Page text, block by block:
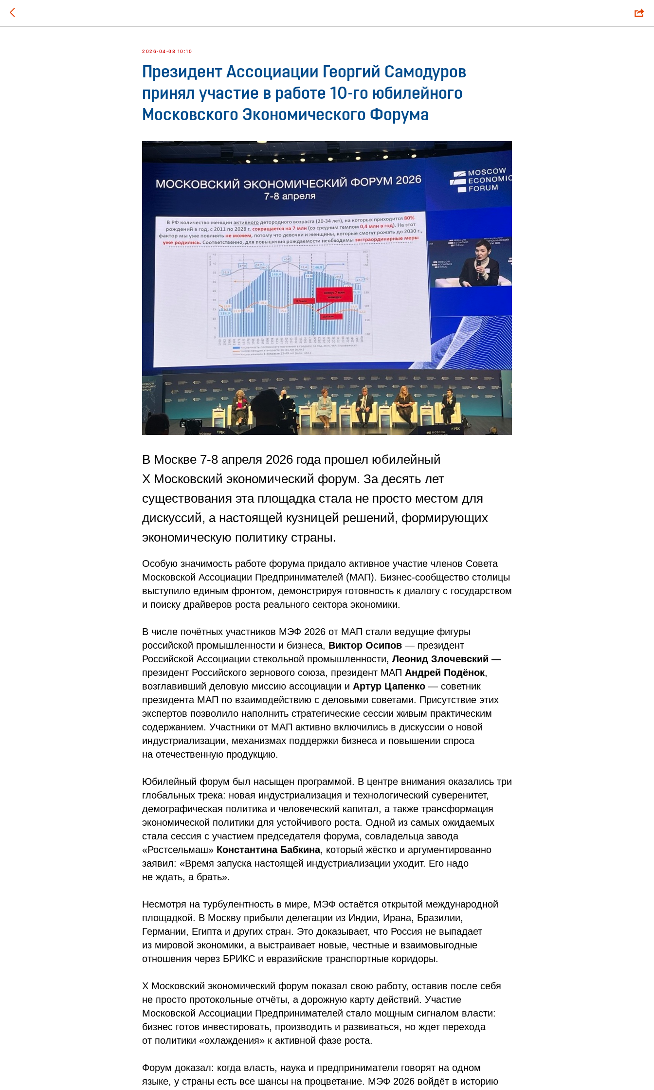
2026-04-08 10:10
Президент Ассоциации Георгий Самодуров
принял участие в работе 10-го юбилейного
Московского Экономического Форума
В Москве 7-8 апреля 2026 года прошел юбилейный
X Московский экономический форум. За десять лет
существования эта площадка стала не просто местом для
дискуссий, а настоящей кузницей решений, формирующих
экономическую политику страны.
Особую значимость работе форума придало активное участие членов Совета
Московской Ассоциации Предпринимателей (МАП). Бизнес-сообщество столицы
выступило единым фронтом, демонстрируя готовность к диалогу с государством
и поиску драйверов роста реального сектора экономики.
В числе почётных участников МЭФ 2026 от МАП стали ведущие фигуры
российской промышленности и бизнеса, Виктор Осипов — президент
Российской Ассоциации стекольной промышленности, Леонид Злочевский —
президент Российского зернового союза, президент МАП Андрей Подёнок,
возглавивший деловую миссию ассоциации и Артур Цапенко — советник
президента МАП по взаимодействию с деловыми советами. Присутствие этих
экспертов позволило наполнить стратегические сессии живым практическим
содержанием. Участники от МАП активно включились в дискуссии о новой
индустриализации, механизмах поддержки бизнеса и повышении спроса
на отечественную продукцию.
Юбилейный форум был насыщен программой. В центре внимания оказались три
глобальных трека: новая индустриализация и технологический суверенитет,
демографическая политика и человеческий капитал, а также трансформация
экономической политики для устойчивого роста. Одной из самых ожидаемых
стала сессия с участием председателя форума, совладельца завода
«Ростсельмаш» Константина Бабкина, который жёстко и аргументированно
заявил: «Время запуска настоящей индустриализации уходит. Его надо
не ждать, а брать».
Несмотря на турбулентность в мире, МЭФ остаётся открытой международной
площадкой. В Москву прибыли делегации из Индии, Ирана, Бразилии,
Германии, Египта и других стран. Это доказывает, что Россия не выпадает
из мировой экономики, а выстраивает новые, честные и взаимовыгодные
отношения через БРИКС и евразийские транспортные коридоры.
X Московский экономический форум показал свою работу, оставив после себя
не просто протокольные отчёты, а дорожную карту действий. Участие
Московской Ассоциации Предпринимателей стало мощным сигналом власти:
бизнес готов инвестировать, производить и развиваться, но ждет перехода
от политики «охлаждения» к активной фазе роста.
Форум доказал: когда власть, наука и предприниматели говорят на одном
языке, у страны есть все шансы на процветание. МЭФ 2026 войдёт в историю